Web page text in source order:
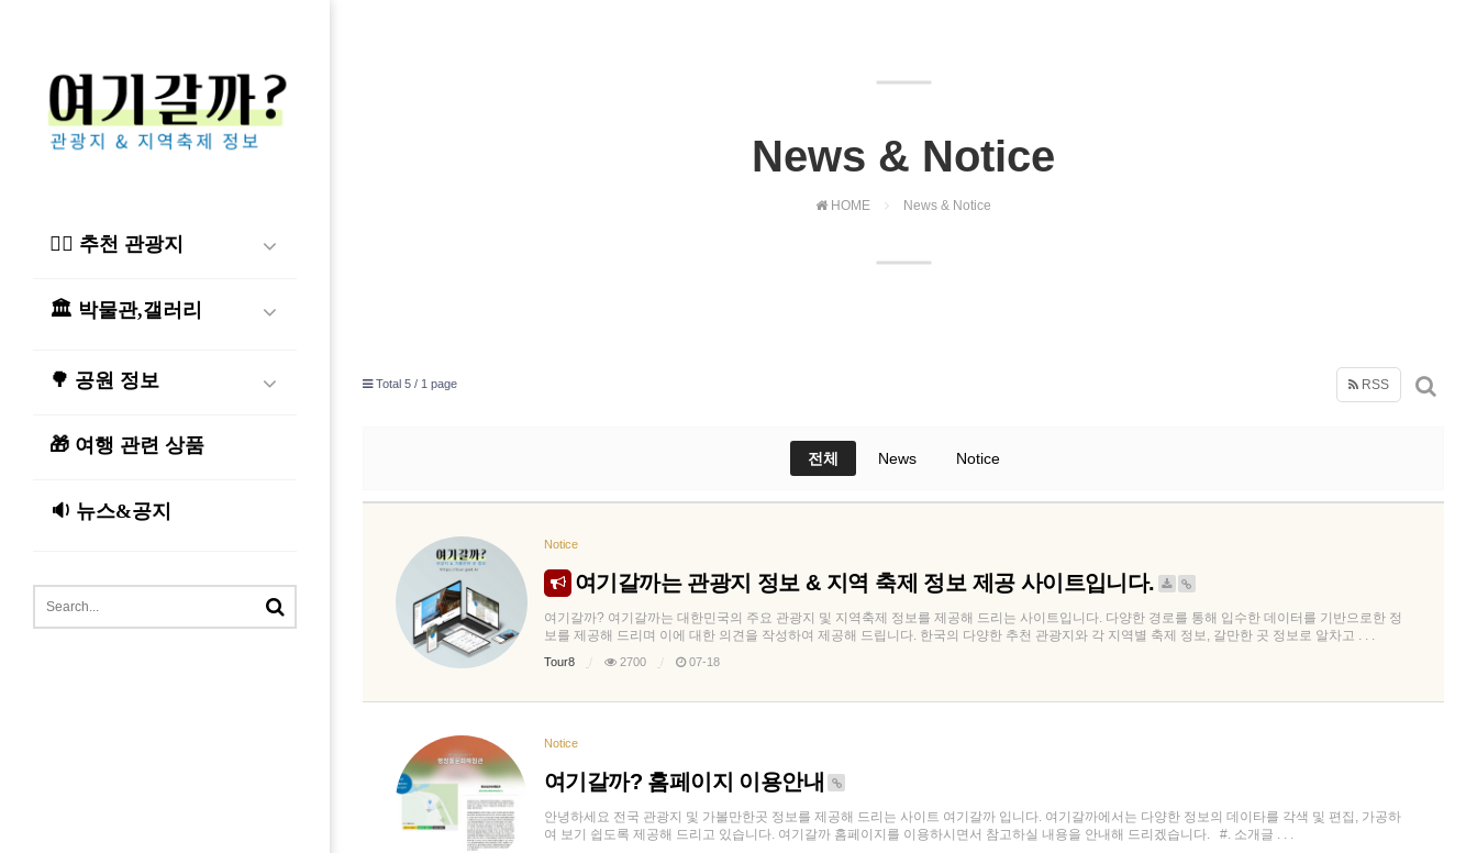
🏳️‍🌈 추천 관광지
🏛️ 박물관,갤러리
🌳 공원 정보
🎁 여행 관련 상품
🔉 뉴스&공지
News & Notice
HOME News & Notice
Total 5 / 1 page RSS
전체 News Notice
Notice
여기갈까는 관광지 정보 & 지역 축제 정보 제공 사이트입니다.
여기갈까? 여기갈까는 대한민국의 주요 관광지 및 지역축제 정보를 제공해 드리는 사이트입니다. 다양한 경로를 통해 입수한 데이터를 기반으로한 정
보를 제공해 드리며 이에 대한 의견을 작성하여 제공해 드립니다. 한국의 다양한 추천 관광지와 각 지역별 축제 정보, 갈만한 곳 정보로 알차고 . . .
Tour8 2700 07-18
Notice
여기갈까? 홈페이지 이용안내
안녕하세요 전국 관광지 및 가볼만한곳 정보를 제공해 드리는 사이트 여기갈까 입니다. 여기갈까에서는 다양한 정보의 데이타를 각색 및 편집, 가공하
여 보기 쉽도록 제공해 드리고 있습니다. 여기갈까 홈페이지를 이용하시면서 참고하실 내용을 안내해 드리겠습니다. #. 소개글 . . .